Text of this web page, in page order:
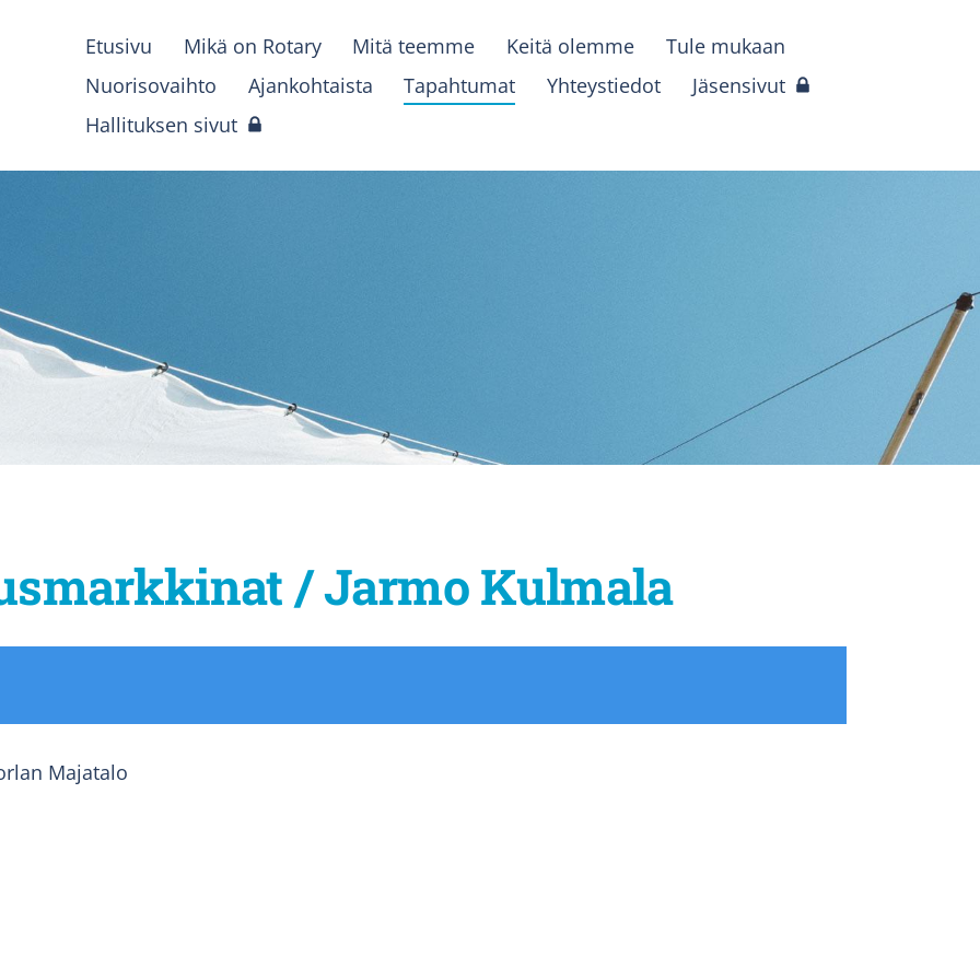
Etusivu Mikä on Rotary Mitä teemme Keitä olemme
Tule mukaan
Nuorisovaihto
Ajankohtaista Tapahtumat Yhteystiedot
Jäsensivut
Hallituksen sivut
/ Jarmo Kulmala
Majatalo